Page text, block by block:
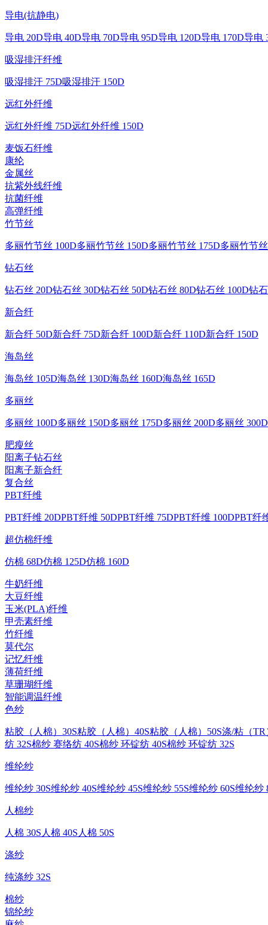
导电(抗静电)
导电 20D导电 40D导电 70D导电 95D导电 120D导电 170D导电
吸湿排汗纤维
吸湿排汗 75D吸湿排汗 150D
远红外纤维
远红外纤维 75D远红外纤维 150D
麦饭石纤维
康纶
金属丝
抗紫外线纤维
抗菌纤维
高弹纤维
竹节丝
多丽竹节丝 100D多丽竹节丝 150D多丽竹节丝 175D多丽竹节
钻石丝
钻石丝 20D钻石丝 30D钻石丝 50D钻石丝 80D钻石丝 100D钻
新合纤
新合纤 50D新合纤 75D新合纤 100D新合纤 110D新合纤 150D
海岛丝
海岛丝 105D海岛丝 130D海岛丝 160D海岛丝 165D
多丽丝
多丽丝 100D多丽丝 150D多丽丝 175D多丽丝 200D多丽丝 300D
肥瘦丝
阳离子钻石丝
阳离子新合纤
复合丝
PBT纤维
PBT纤维 20DPBT纤维 50DPBT纤维 75DPBT纤维 100DPBT纤
超仿棉纤维
仿棉 68D仿棉 125D仿棉 160D
牛奶纤维
大豆纤维
玉米(PLA)纤维
甲壳素纤维
竹纤维
莫代尔
记忆纤维
薄荷纤维
草珊瑚纤维
智能调温纤维
色纱
粘胶（人棉）30S粘胶（人棉）40S粘胶（人棉）50S涤/粘（TR
纺 32S棉纱 赛络纺 40S棉纱 环锭纺 40S棉纱 环锭纺 32S
维纶纱
维纶纱 30S维纶纱 40S维纶纱 45S维纶纱 55S维纶纱 60S维纶纱
人棉纱
人棉 30S 人棉 40S 人棉 50S
涤纱
纯涤纱 32S
棉纱
锦纶纱